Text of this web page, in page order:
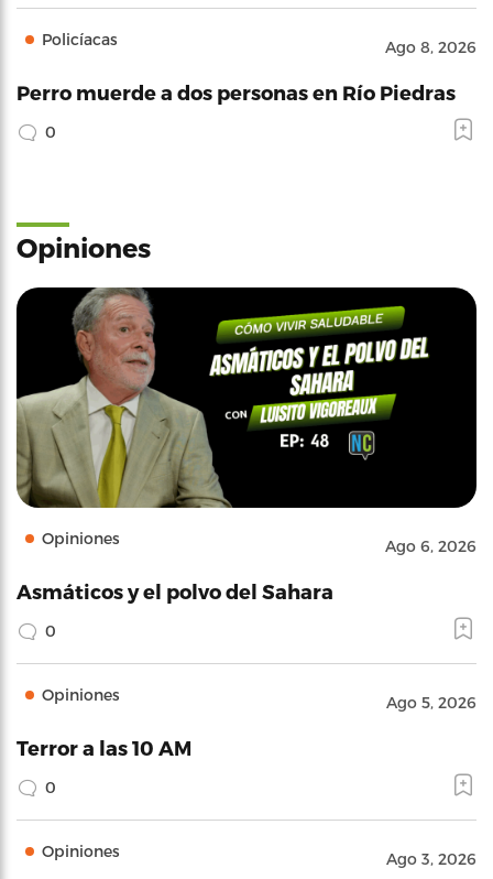
Policíacas Ago 8, 2026
Perro muerde a dos personas en Río Piedras
0
Opiniones
Opiniones Ago 6, 2026
Asmáticos y el polvo del Sahara
0
Opiniones Ago 5, 2026
Terror a las 10 AM
0
Opiniones Ago 3, 2026